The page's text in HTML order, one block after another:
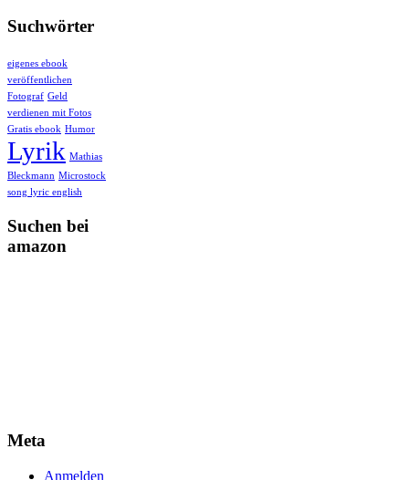
Suchwörter
eigenes ebook
veröffentlichen
Fotograf Geld
verdienen mit Fotos
Gratis ebook Humor
Lyrik Mathias
Bleckmann Microstock
song lyric english
Suchen bei
amazon
Meta
Anmelden